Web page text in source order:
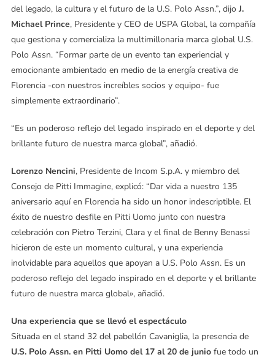
del legado, la cultura y el futuro de la U.S. Polo Assn.”, dijo J.
Michael Prince, Presidente y CEO de USPA Global, la compañía
que gestiona y comercializa la multimillonaria marca global U.S.
Polo Assn. “Formar parte de un evento tan experiencial y
emocionante ambientado en medio de la energía creativa de
Florencia -con nuestros increíbles socios y equipo- fue
simplemente extraordinario”.
“Es un poderoso reflejo del legado inspirado en el deporte y del
brillante futuro de nuestra marca global”, añadió.
Lorenzo Nencini, Presidente de Incom S.p.A. y miembro del
Consejo de Pitti Immagine, explicó: “Dar vida a nuestro 135
aniversario aquí en Florencia ha sido un honor indescriptible. El
éxito de nuestro desfile en Pitti Uomo junto con nuestra
celebración con Pietro Terzini, Clara y el final de Benny Benassi
hicieron de este un momento cultural, y una experiencia
inolvidable para aquellos que apoyan a U.S. Polo Assn. Es un
poderoso reflejo del legado inspirado en el deporte y el brillante
futuro de nuestra marca global», añadió.
Una experiencia que se llevó el espectáculo
Situada en el stand 32 del pabellón Cavaniglia, la presencia de
U.S. Polo Assn. en Pitti Uomo del 17 al 20 de juniofue todo un